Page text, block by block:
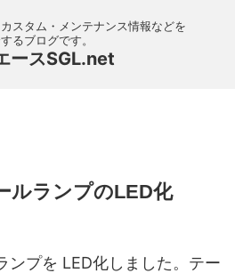
スタム・メンテナンス情報などを
るブログです。
ースSGL.net
ルランプのLED化
ンプを LED化しました。テー